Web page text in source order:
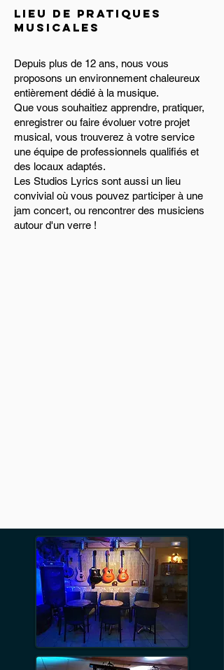
Lieu de pratiques
musicales
Depuis plus de 12 ans, nous vous
proposons un environnement chaleureux
entièrement dédié à la musique.
​Que vous souhaitiez apprendre, pratiquer,
enregistrer ou faire évoluer votre projet
musical, vous trouverez à votre service
une équipe de professionnels qualifiés et
des locaux adaptés.​
Les Studios Lyrics sont aussi un lieu
convivial où vous pouvez participer à une
jam concert, ou rencontrer des musiciens
autour d'un verre !